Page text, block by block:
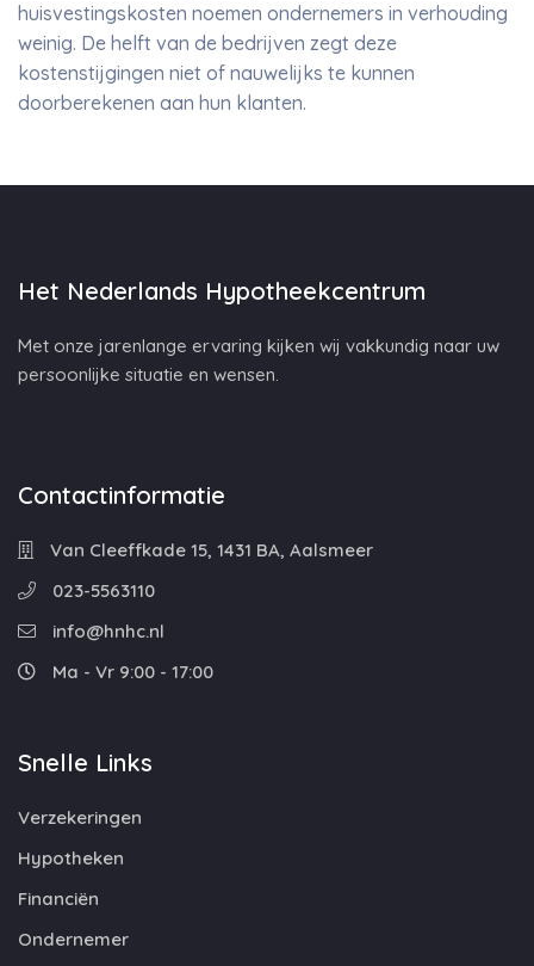
huisvestingskosten noemen ondernemers in verhouding
weinig. De helft van de bedrijven zegt deze
kostenstijgingen niet of nauwelijks te kunnen
doorberekenen aan hun klanten.
Het Nederlands Hypotheekcentrum
Met onze jarenlange ervaring kijken wij vakkundig naar uw
persoonlijke situatie en wensen.
Contactinformatie
Van Cleeffkade 15, 1431 BA, Aalsmeer
023-5563110
info@hnhc.nl
Ma - Vr 9:00 - 17:00
Snelle Links
Verzekeringen
Hypotheken
Financiën
Ondernemer